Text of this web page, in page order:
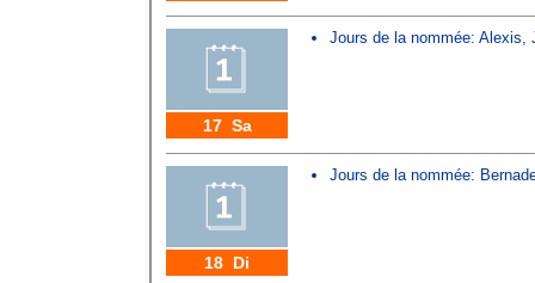
17 Sa
Jours de la nommée: Alexis,
18 Di
Jours de la nommée: